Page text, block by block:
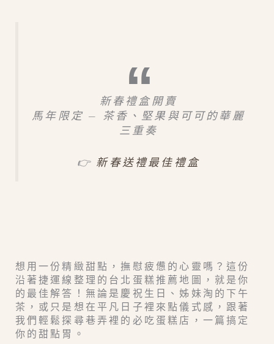
新春禮盒開賣
馬年限定 – 茶香、堅果與可可的華麗
三重奏
👉 新春送禮最佳禮盒
想用一份精緻甜點，撫慰疲憊的心靈嗎？這份
沿著捷運線整理的台北蛋糕推薦地圖，就是你
的最佳解答！無論是慶祝生日、姊妹淘的下午
茶，或只是想在平凡日子裡來點儀式感，跟著
我們輕鬆探尋巷弄裡的必吃蛋糕店，一篇搞定
你的甜點胃。